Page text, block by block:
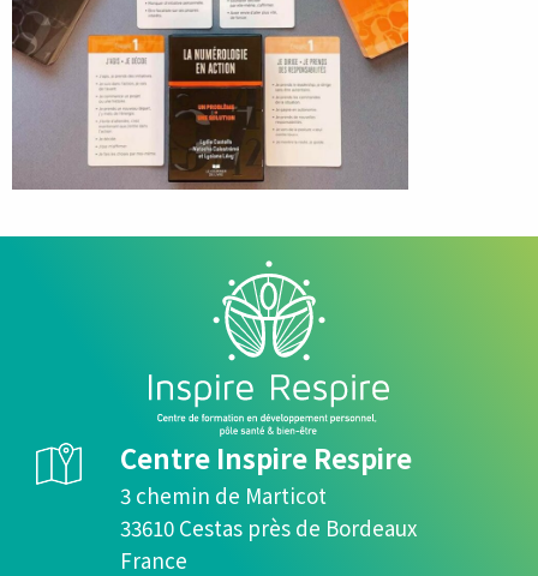
Centre Inspire Respire
3 chemin de Marticot
33610 Cestas près de Bordeaux
France